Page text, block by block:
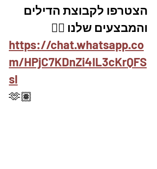
הצטרפו לקבוצת הדילים
והמבצעים שלנו 👇🏽
https://chat.whatsapp.co
m/HPjC7KDnZi4IL3cKrQFS
sl
🫶🏽